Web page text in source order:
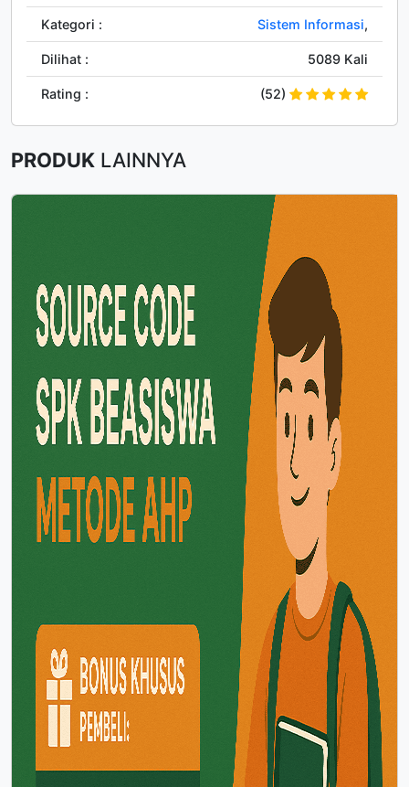
Kategori : Sistem Informasi,
Dilihat : 5089 Kali
Rating : (52)
PRODUK LAINNYA